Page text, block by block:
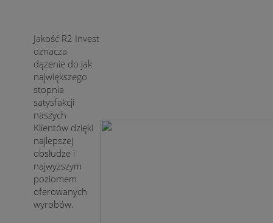
Jakość R2 Invest
oznacza
dążenie do jak
największego
stopnia
satysfakcji
naszych
Klientów dzięki
najlepszej
obsłudze i
najwyższym
poziomem
oferowanych
wyrobów.